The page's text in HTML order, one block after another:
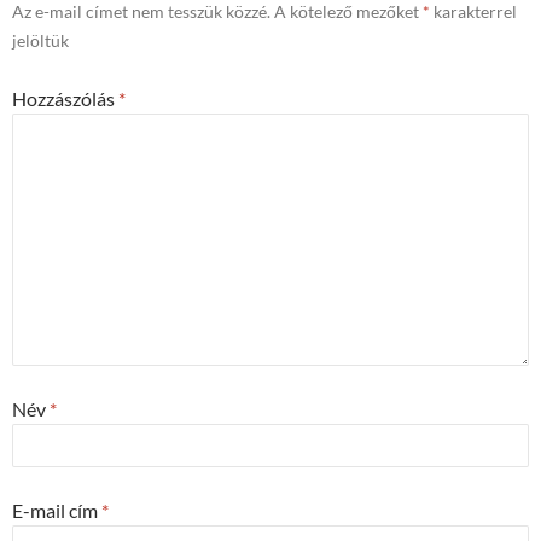
Az e-mail címet nem tesszük közzé.A kötelező mezőket * karakterrel
jelöltük
Hozzászólás *
Név *
E-mail cím *